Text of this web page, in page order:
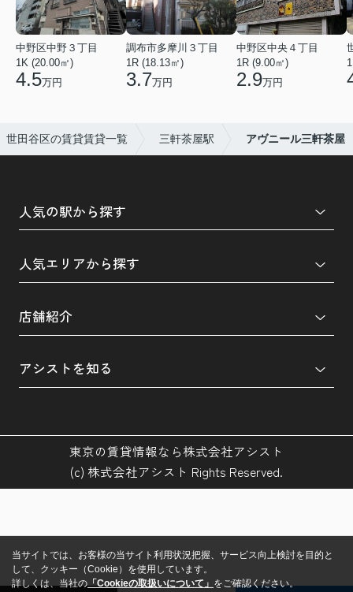
中野区中野３丁目
1K (20.00㎡)
4.5万円
調布市多摩川３丁目
1R (18.13㎡)
3.7万円
中野区中央４丁目
1R (9.00㎡)
2.9万円
世田谷区の賃貸賃貸一覧 三軒茶屋駅 アヴニール三軒茶屋
人気の駅から探す
人気エリアから探す
店舗紹介
アシストを知る
東京の賃貸情報なら株式会社アシスト
(c) 株式会社アシスト Rights Reserved.
当サイトでは、お客様の当サイト利用状況把握、サービス向上検討を目的と
して、クッキー（Cookie）を使用しています。
詳しくは、当社の「Cookieの取扱いについて」 をご確認ください。